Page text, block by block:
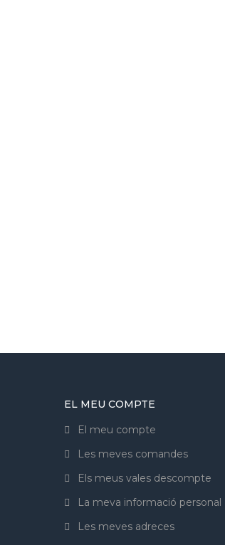
EL MEU COMPTE
El meu compte
Les meves comandes
Els meus vales descompte
La meva informació personal
Les meves adreces